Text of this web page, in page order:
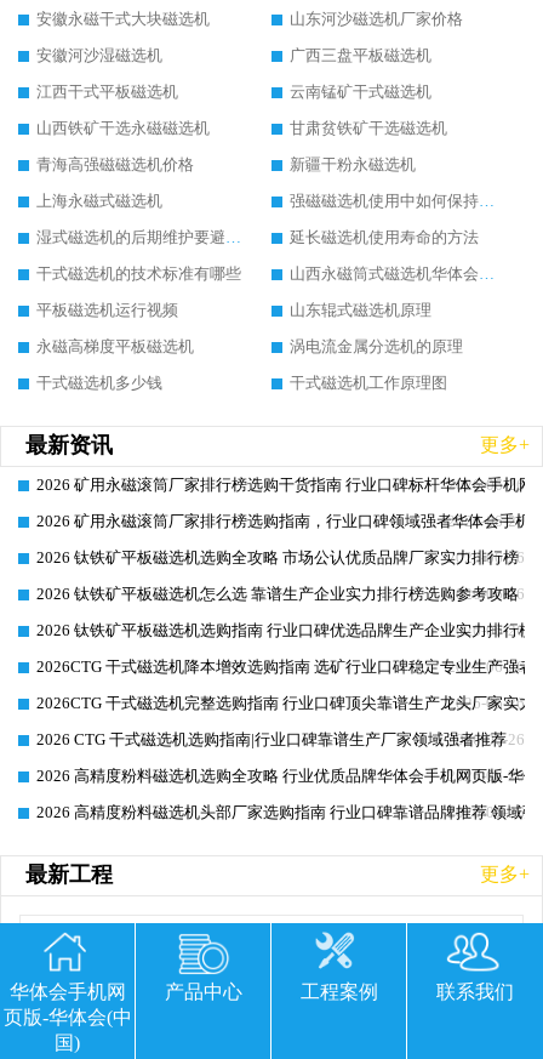
安徽永磁干式大块磁选机
山东河沙磁选机厂家价格
安徽河沙湿磁选机
广西三盘平板磁选机
江西干式平板磁选机
云南锰矿干式磁选机
山西铁矿干选永磁磁选机
甘肃贫铁矿干选磁选机
青海高强磁磁选机价格
新疆干粉永磁选机
上海永磁式磁选机
强磁磁选机使用中如何保持其顺畅运行
湿式磁选机的后期维护要避开哪些坑
延长磁选机使用寿命的方法
干式磁选机的技术标准有哪些
山西永磁筒式磁选机华体会手机网页版-华体会(中国)
平板磁选机运行视频
山东辊式磁选机原理
永磁高梯度平板磁选机
涡电流金属分选机的原理
干式磁选机多少钱
干式磁选机工作原理图
最新资讯 更多+
2026-06-26
2026 矿用永磁滚筒厂家排行榜选购干货指南 行业口碑标杆华体会手机网
2026-06-26
2026 矿用永磁滚筒厂家排行榜选购指南，行业口碑领域强者华体会手机
2026-06-26
2026 钛铁矿平板磁选机选购全攻略 市场公认优质品牌厂家实力排行榜
2026-06-26
2026 钛铁矿平板磁选机怎么选 靠谱生产企业实力排行榜选购参考攻略
2026-06-26
2026 钛铁矿平板磁选机选购指南 行业口碑优选品牌生产企业实力排行榜
2026-06-26
2026CTG 干式磁选机降本增效选购指南 选矿行业口碑稳定专业生产强者
2026-06-26
2026CTG 干式磁选机完整选购指南 行业口碑顶尖靠谱生产龙头厂家实力
2026-06-26
2026 CTG 干式磁选机选购指南|行业口碑靠谱生产厂家领域强者推荐
2026-06-26
2026 高精度粉料磁选机选购全攻略 行业优质品牌华体会手机网页版-华
2026-06-26
2026 高精度粉料磁选机头部厂家选购指南 行业口碑靠谱品牌推荐 领域
最新工程 更多+
华体会手机网
页版-华体会(中
国)
产品中心 工程案例 联系我们